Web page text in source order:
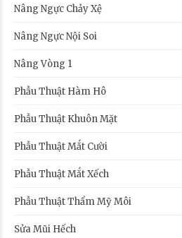
Nâng Ngực Chảy Xệ
Nâng Ngực Nội Soi
Nâng Vòng 1
Phẫu Thuật Hàm Hô
Phẫu Thuật Khuôn Mặt
Phẫu Thuật Mắt Cười
Phẫu Thuật Mắt Xếch
Phẫu Thuật Thẩm Mỹ Môi
Sửa Mũi Hếch